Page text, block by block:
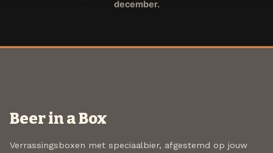
december.
Beer in a Box
Verrassingsboxen met speciaalbier, afgestemd op jouw